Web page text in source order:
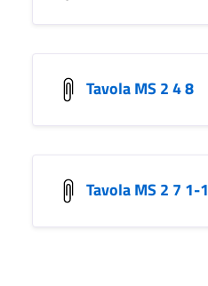
Tavola MS 2 4 8
Tavola MS 2 7 1-1